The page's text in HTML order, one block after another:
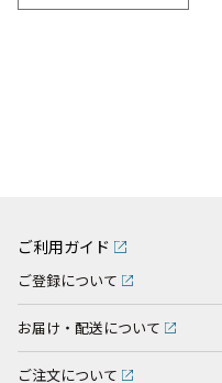
ご利用ガイド
ご登録について
お届け・配送について
ご注文について